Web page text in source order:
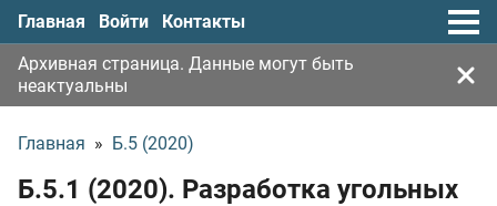
Главная Войти Контакты
Архивная страница. Данные могут быть
неактуальны
Главная » Б.5 (2020)
Б.5.1 (2020). Разработка угольных